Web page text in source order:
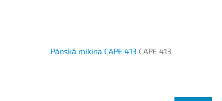
Pánská mikina CAPE 413 CAPE 413